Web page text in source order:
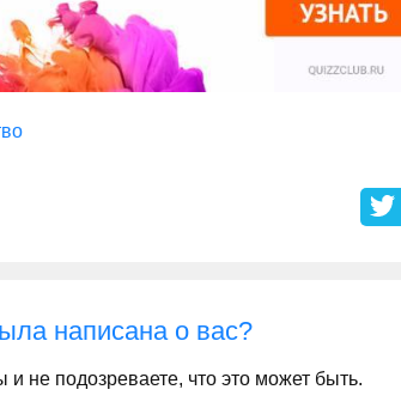
написана о вас?
и не подозреваете, что это может быть.